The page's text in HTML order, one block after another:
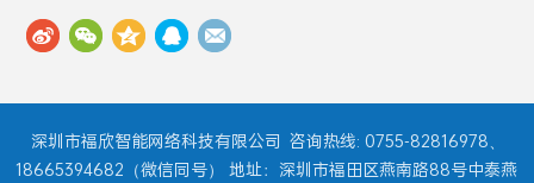
深圳市福欣智能网络科技有限公司 咨询热线: 0755-82816978、
18665394682（微信同号） 地址：深圳市福田区燕南路88号中泰燕